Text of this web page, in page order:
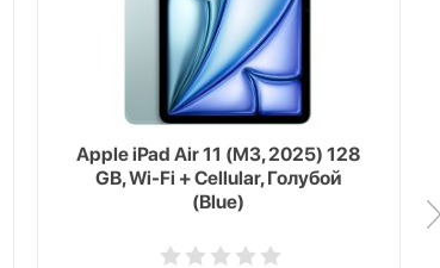
Apple iPad Air 11 (M3, 2025) 128
GB, Wi-Fi + Cellular, Голубой
(Blue)